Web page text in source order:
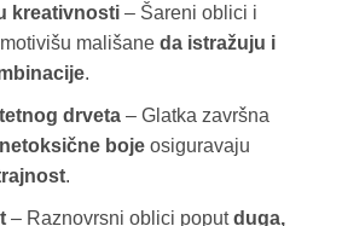
kreativnosti– Šareni oblici i
mališane da istražuju i
.
drveta– Glatka završna
bojeosiguravaju
.
– Raznovrsni oblici poputduga,